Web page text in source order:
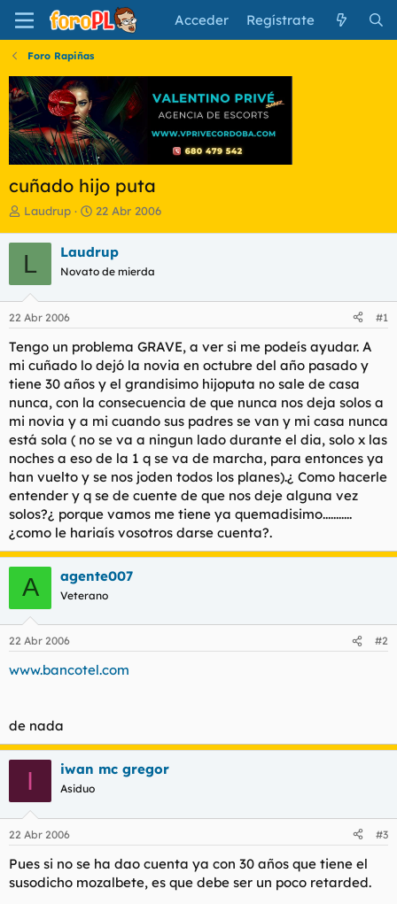
Acceder Regístrate
Foro Rapiñas
cuñado hijo puta
I
i
c
i
a
d
o
d
e
l
t
e
m
a
Laudrup
F
h
a
e
i
c
o
22 Abr 2006
L Laudrup
Novato de mierda
22 Abr 2006 #1
Tengo un problema GRAVE, a ver si me podeís ayudar. A
mi cuñado lo dejó la novia en octubre del año pasado y
tiene 30 años y el grandisimo hijoputa no sale de casa
nunca, con la consecuencia de que nunca nos deja solos a
mi novia y a mi cuando sus padres se van y mi casa nunca
está sola ( no se va a ningun lado durante el dia, solo x las
noches a eso de la 1 q se va de marcha, para entonces ya
han vuelto y se nos joden todos los planes).¿ Como hacerle
entender y q se de cuente de que nos deje alguna vez
solos?¿ porque vamos me tiene ya quemadisimo...........
¿como le hariaís vosotros darse cuenta?.
A agente007
Veterano
22 Abr 2006 #2
www.bancotel.com
de nada
I iwan mc gregor
Asiduo
22 Abr 2006 #3
Pues si no se ha dao cuenta ya con 30 años que tiene el
susodicho mozalbete, es que debe ser un poco retarded.